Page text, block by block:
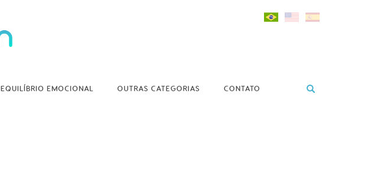
EQUILÍBRIO EMOCIONAL OUTRAS CATEGORIAS CONTATO